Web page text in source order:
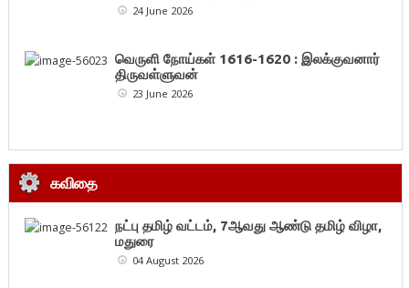
24 June 2026
வெருளி நோய்கள் 1616-1620 : இலக்குவனார்
திருவள்ளுவன்
23 June 2026
கவிதை
நட்பு தமிழ் வட்டம், 7ஆவது ஆண்டு தமிழ் விழா,
மதுரை
04 August 2026